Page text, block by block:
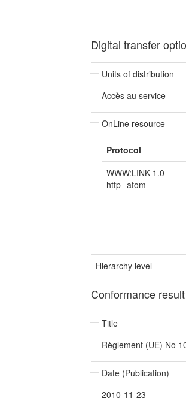
Digital transfer
Units of distribution
Accès au service
OnLine resource
Protocol
WWW:LINK-1.0-
http--atom
Hierarchy level
Conformance result
Title
Règlement (UE) No
Date (Publication)
2010-11-23